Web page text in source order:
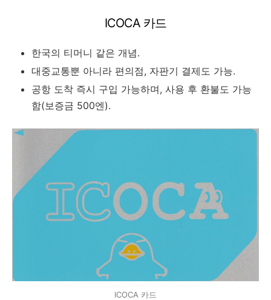
ICOCA 카드
한국의 티머니 같은 개념.
대중교통뿐 아니라 편의점, 자판기 결제도 가능.
공항 도착 즉시 구입 가능하며, 사용 후 환불도 가능
함(보증금 500엔).
ICOCA 카드